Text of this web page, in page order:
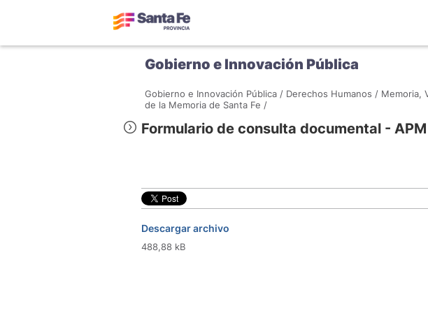
Gobierno e Innovación Pública
Gobierno e Innovación Pública / Derechos Humanos / Memoria,
de la Memoria de Santa Fe /
Formulario de consulta documental - APM
Descargar archivo
488,88 kB